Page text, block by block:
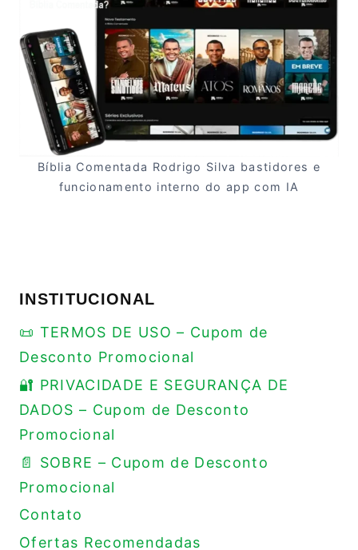
Bíblia Comentada Rodrigo Silva bastidores e
funcionamento interno do app com IA
INSTITUCIONAL
📜 TERMOS DE USO – Cupom de
Desconto Promocional
🔐 PRIVACIDADE E SEGURANÇA DE
DADOS – Cupom de Desconto
Promocional
📄 SOBRE – Cupom de Desconto
Promocional
Contato
Ofertas Recomendadas